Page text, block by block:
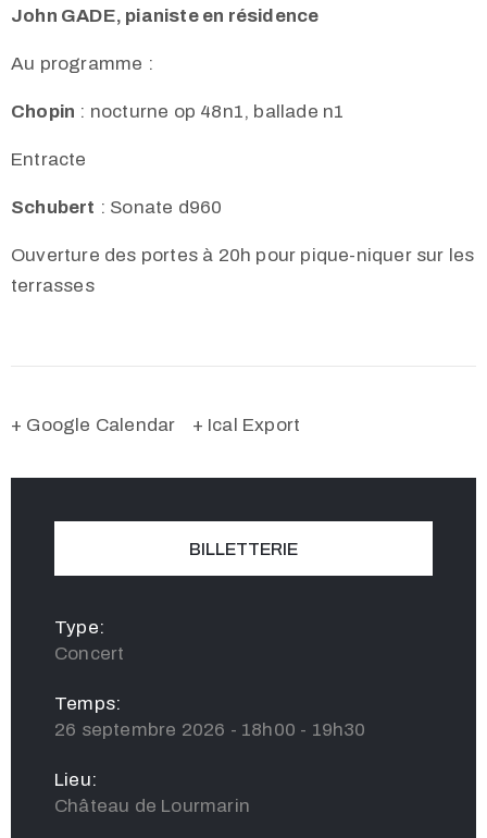
John GADE, pianiste en résidence
Au programme :
Chopin : nocturne op 48n1, ballade n1
Entracte
Schubert : Sonate d960
Ouverture des portes à 20h pour pique-niquer sur les
terrasses
+ Google Calendar + Ical Export
BILLETTERIE
Type:
Concert
Temps:
26 septembre 2026 - 18h00 - 19h30
Lieu:
Château de Lourmarin